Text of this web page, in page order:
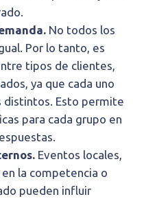
No todos los
Por lo tanto, es
tipos de clientes,
ya que cada uno
Esto permite
para cada grupo en
Eventos locales,
la competencia o
pueden influir